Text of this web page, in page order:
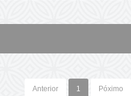
Anterior 1 Póximo